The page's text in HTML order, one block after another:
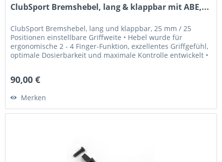
ClubSport Bremshebel, lang & klappbar mit ABE,...
ClubSport Bremshebel, lang und klappbar, 25 mm / 25
Positionen einstellbare Griffweite • Hebel wurde für
ergonomische 2 - 4 Finger-Funktion, exzellentes Griffgefühl,
optimale Dosierbarkeit und maximale Kontrolle entwickelt •
90,00 €
Merken